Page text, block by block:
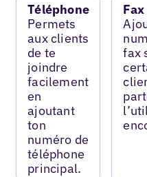
Téléphone
Permets
aux clients
de te
joindre
facilement
en
ajoutant
ton
numéro de
téléphone
principal.
Fax
fax